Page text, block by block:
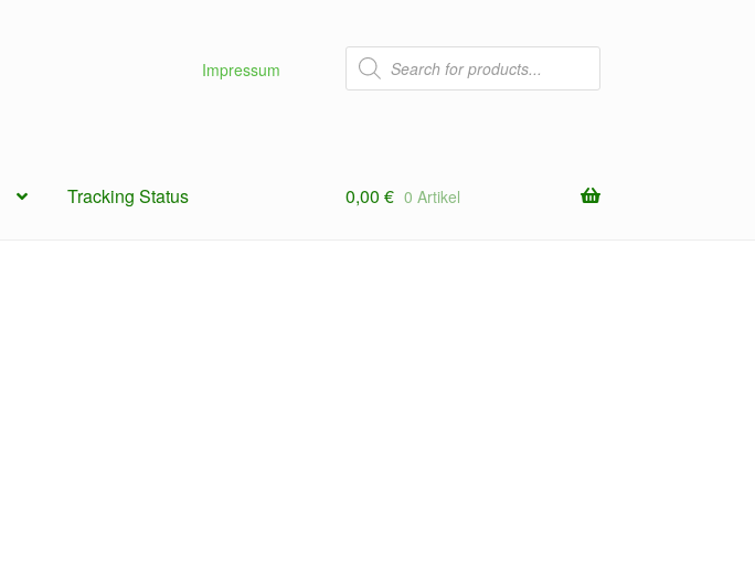
Impressum
Products
search
Tracking Status 0,00 € 0 Artikel